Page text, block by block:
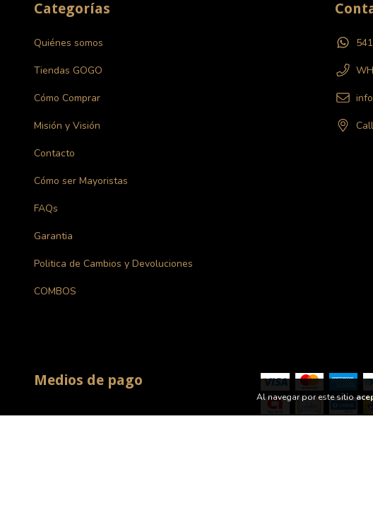
Al navegar por este sitio
Categorías
Quiénes somos
Tiendas GOGO
Cómo Comprar
Misión y Visión
Contacto
Cómo ser Mayoristas
FAQs
Garantia
Politica de Cambios y Devoluciones
COMBOS
Medios de pago